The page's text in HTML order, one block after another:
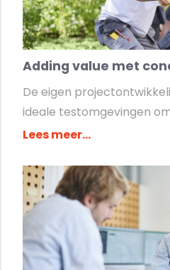
Adding value met
De eigen
ideale testomgevingen
Lees meer...